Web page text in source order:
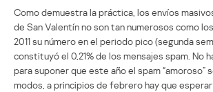
Como demuestra la práctica, los envíos
de San Valentín no son tan numerosos como
2011 su número en el periodo pico (segunda
constituyó el 0,21% de los mensajes spam. No
para suponer que este año el spam “amoroso”
modos, a principios de febrero hay que